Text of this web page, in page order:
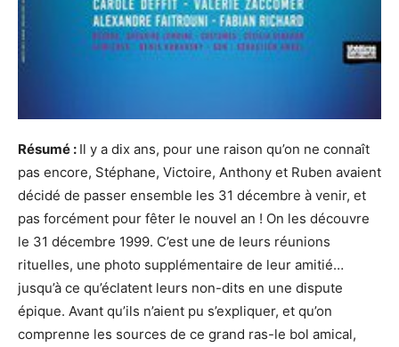
Résumé : Il y a dix ans, pour une raison qu’on ne connaît
pas encore, Stéphane, Victoire, Anthony et Ruben avaient
décidé de passer ensemble les 31 décembre à venir, et
pas forcément pour fêter le nouvel an ! On les découvre
le 31 décembre 1999. C’est une de leurs réunions
rituelles, une photo supplémentaire de leur amitié…
jusqu’à ce qu’éclatent leurs non-dits en une dispute
épique. Avant qu’ils n’aient pu s’expliquer, et qu’on
comprenne les sources de ce grand ras-le bol amical,